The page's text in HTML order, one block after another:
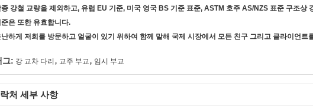
종 강철 교량을 제외하고, 유럽 EU 기준, 미국 영국 BS 기준 표준, ASTM 호주 AS/NZS 표준 구조상
은 또한 유효합니다.
난하게 저희를 방문하고 얼굴이 있기 위하여 함께 말해 국제 시장에서 모든 친구 그리고 클라이언트
그: 강 교차 다리, 교주 부교, 임시 부교
처 세부 사항